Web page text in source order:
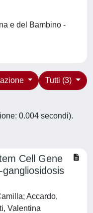
e del Bambino -
Tutti (3)
0.004 secondi).
Cell Gene
Accardo,
Valentina